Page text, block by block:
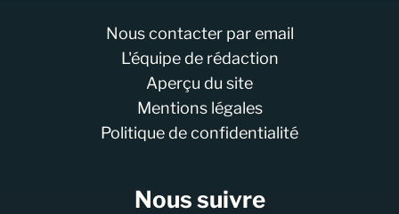
Nous contacter par email
L'équipe de rédaction
Aperçu du site
Mentions légales
Politique de confidentialité
Nous suivre